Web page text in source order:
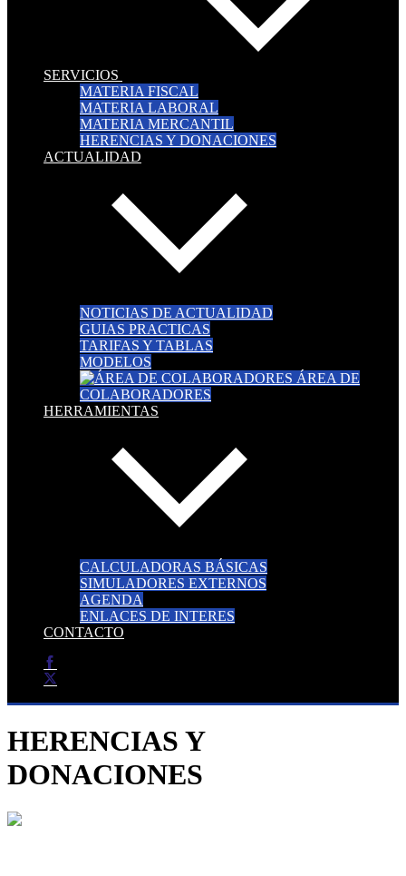
SERVICIOS
MATERIA FISCAL
MATERIA LABORAL
MATERIA MERCANTIL
HERENCIAS Y DONACIONES
ACTUALIDAD
NOTICIAS DE ACTUALIDAD
GUIAS PRACTICAS
TARIFAS Y TABLAS
MODELOS
ÁREA DE
COLABORADORES
HERRAMIENTAS
CALCULADORAS BÁSICAS
SIMULADORES EXTERNOS
AGENDA
ENLACES DE INTERES
CONTACTO
HERENCIAS Y
DONACIONES